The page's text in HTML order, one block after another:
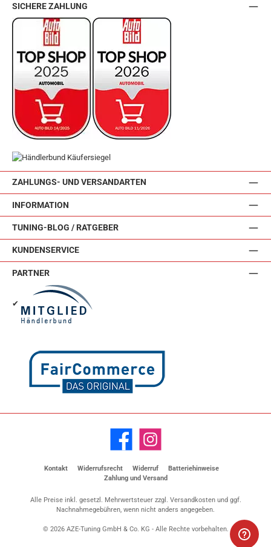
ZAHLUNGS- UND VERSANDARTEN
INFORMATION
TUNING-BLOG / RATGEBER
KUNDENSERVICE
SICHERE ZAHLUNG
PARTNER
✔
Facebook Instagram
Kontakt Widerrufsrecht Widerruf
Batteriehinweise
Zahlung und Versand
Alle Preise inkl. gesetzl. Mehrwertsteuer zzgl. Versandkostenund ggf.
Nachnahmegebühren, wenn nicht anders angegeben.
© 2026 AZE-Tuning GmbH & Co. KG - Alle Rechte vorbehalten.